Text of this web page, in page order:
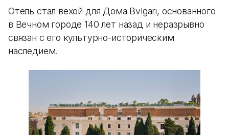
Отель стал вехой для Дома Bvlgari, основанного
в Вечном городе 140 лет назад и неразрывно
связан с его культурно-историческим
наследием.